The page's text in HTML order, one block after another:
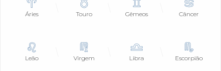
Áries Touro Gêmeos Câncer
Leão Virgem Libra Escorpião